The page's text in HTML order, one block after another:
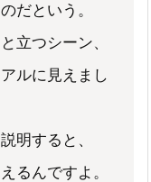
だという。
立つシーン、
ルに見えまし
明すると、
るんですよ。